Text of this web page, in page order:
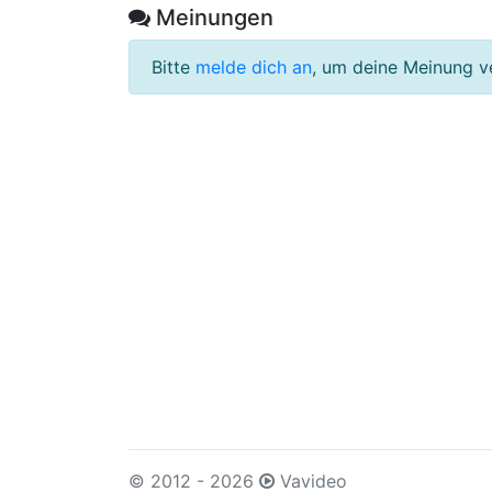
Meinungen
Bitte melde dich an, um deine Meinung
© 2012 - 2026 Vavideo